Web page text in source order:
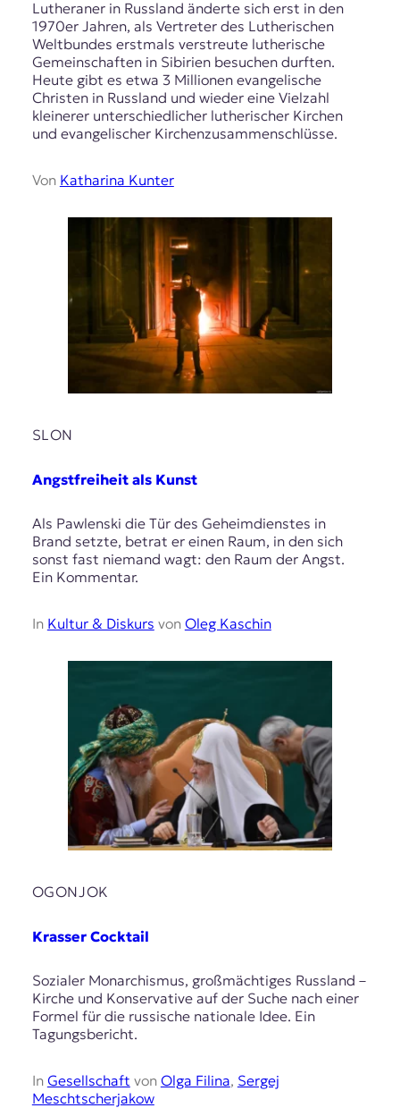
Lutheraner in Russland änderte sich erst in den
1970er Jahren, als Vertreter des Lutherischen
Weltbundes erstmals verstreute lutherische
Gemeinschaften in Sibirien besuchen durften.
Heute gibt es etwa 3 Millionen evangelische
Christen in Russland und wieder eine Vielzahl
kleinerer unterschiedlicher lutherischer Kirchen
und evangelischer Kirchenzusammenschlüsse.
Von Katharina Kunter
SLON
Angstfreiheit als Kunst
Als Pawlenski die Tür des Geheimdienstes in
Brand setzte, betrat er einen Raum, in den sich
sonst fast niemand wagt: den Raum der Angst.
Ein Kommentar.
In Kultur & Diskurs von Oleg Kaschin
OGONJOK
Krasser Cocktail
Sozialer Monarchismus, großmächtiges Russland –
Kirche und Konservative auf der Suche nach einer
Formel für die russische nationale Idee. Ein
Tagungsbericht.
In Gesellschaft von Olga Filina, Sergej
Meschtscherjakow